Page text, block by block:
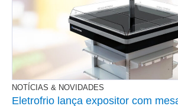
NOTÍCIAS & NOVIDADES
Eletrofrio lança expositor com